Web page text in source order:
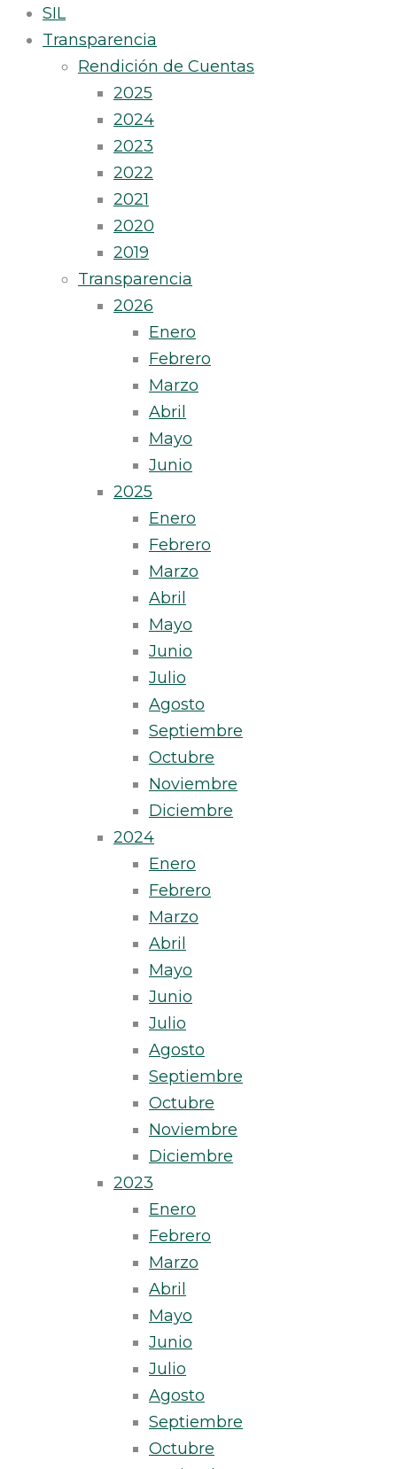
SIL
Transparencia
Rendición de Cuentas
2025
2024
2023
2022
2021
2020
2019
Transparencia
2026
Enero
Febrero
Marzo
Abril
Mayo
Junio
2025
Enero
Febrero
Marzo
Abril
Mayo
Junio
Julio
Agosto
Septiembre
Octubre
Noviembre
Diciembre
2024
Enero
Febrero
Marzo
Abril
Mayo
Junio
Julio
Agosto
Septiembre
Octubre
Noviembre
Diciembre
2023
Enero
Febrero
Marzo
Abril
Mayo
Junio
Julio
Agosto
Septiembre
Octubre